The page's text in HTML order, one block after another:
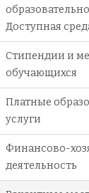
Доступная
Стипендии и
обучающихся
Платные
услуги
Финансово-
деятельность